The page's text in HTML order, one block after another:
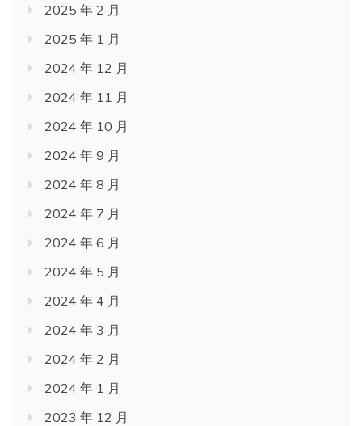
2025 年 2 月
2025 年 1 月
2024 年 12 月
2024 年 11 月
2024 年 10 月
2024 年 9 月
2024 年 8 月
2024 年 7 月
2024 年 6 月
2024 年 5 月
2024 年 4 月
2024 年 3 月
2024 年 2 月
2024 年 1 月
2023 年 12 月